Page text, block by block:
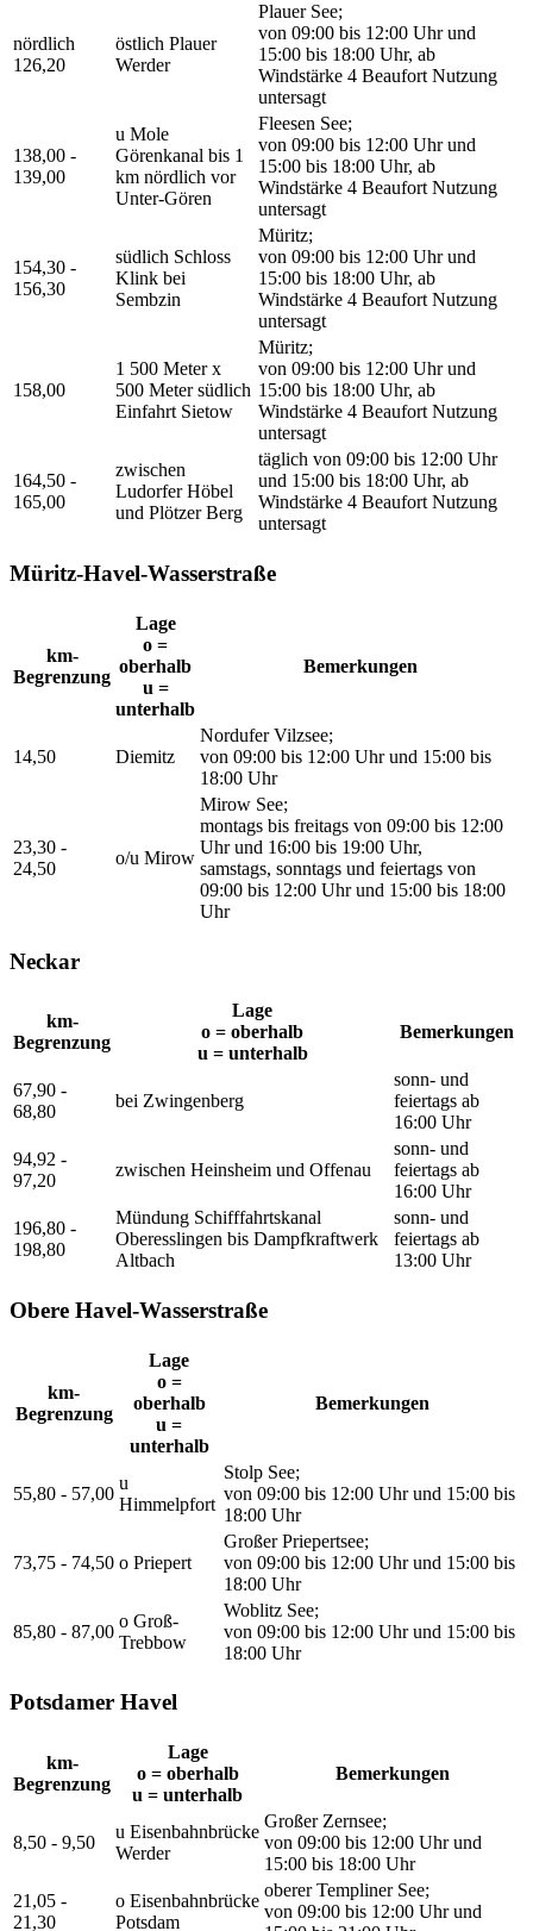
nördlich
126,20
östlich Plauer
Werder
Plauer See;
von 09:00 bis 12:00 Uhr und
15:00 bis 18:00 Uhr, ab
Windstärke 4 Beaufort Nutzung
untersagt
138,00 -
139,00
u Mole
Görenkanal bis 1
km nördlich vor
Unter-Gören
Fleesen See;
von 09:00 bis 12:00 Uhr und
15:00 bis 18:00 Uhr, ab
Windstärke 4 Beaufort Nutzung
untersagt
154,30 -
156,30
südlich Schloss
Klink bei
Sembzin
Müritz;
von 09:00 bis 12:00 Uhr und
15:00 bis 18:00 Uhr, ab
Windstärke 4 Beaufort Nutzung
untersagt
158,00
1 500 Meter x
500 Meter südlich
Einfahrt Sietow
Müritz;
von 09:00 bis 12:00 Uhr und
15:00 bis 18:00 Uhr, ab
Windstärke 4 Beaufort Nutzung
untersagt
164,50 -
165,00
zwischen
Ludorfer Höbel
und Plötzer Berg
täglich von 09:00 bis 12:00 Uhr
und 15:00 bis 18:00 Uhr, ab
Windstärke 4 Beaufort Nutzung
untersagt
Müritz-Havel-Wasserstraße
km-
Begrenzung
Lage
o =
oberhalb
u =
unterhalb
Bemerkungen
14,50 Diemitz
Nordufer Vilzsee;
von 09:00 bis 12:00 Uhr und 15:00 bis
18:00 Uhr
23,30 -
24,50
o/u Mirow
Mirow See;
montags bis freitags von 09:00 bis 12:00
Uhr und 16:00 bis 19:00 Uhr,
samstags, sonntags und feiertags von
09:00 bis 12:00 Uhr und 15:00 bis 18:00
Uhr
Neckar
km-
Begrenzung
Lage
o = oberhalb
u = unterhalb
Bemerkungen
67,90 -
68,80
bei Zwingenberg
sonn- und
feiertags ab
16:00 Uhr
94,92 -
97,20
zwischen Heinsheim und Offenau
sonn- und
feiertags ab
16:00 Uhr
196,80 -
198,80
Mündung Schifffahrtskanal
Oberesslingen bis Dampfkraftwerk
Altbach
sonn- und
feiertags ab
13:00 Uhr
Obere Havel-Wasserstraße
km-
Begrenzung
Lage
o =
oberhalb
u =
unterhalb
Bemerkungen
55,80 - 57,00
u
Himmelpfort
Stolp See;
von 09:00 bis 12:00 Uhr und 15:00 bis
18:00 Uhr
73,75 - 74,50 o Priepert
Großer Priepertsee;
von 09:00 bis 12:00 Uhr und 15:00 bis
18:00 Uhr
85,80 - 87,00
o Groß-
Trebbow
Woblitz See;
von 09:00 bis 12:00 Uhr und 15:00 bis
18:00 Uhr
Potsdamer Havel
km-
Begrenzung
Lage
o = oberhalb
u = unterhalb
Bemerkungen
8,50 - 9,50
u Eisenbahnbrücke
Werder
Großer Zernsee;
von 09:00 bis 12:00 Uhr und
15:00 bis 18:00 Uhr
21,05 -
21,30
o Eisenbahnbrücke
Potsdam
oberer Templiner See;
von 09:00 bis 12:00 Uhr und